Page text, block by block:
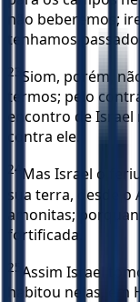
não beberemos;
tenhamos
23 Siom, porém,
termos; pelo
encontro de Israel
contra ele.
24 Mas Israel o
sua terra, desde o
amonitas;
fortificada.
25 Assim Israel
habitou nelas, em